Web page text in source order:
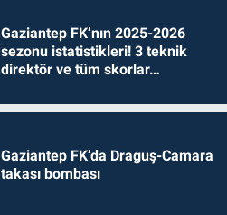
Gaziantep FK’nın 2025-2026
sezonu istatistikleri! 3 teknik
direktör ve tüm skorlar…
Gaziantep FK’da Draguş-Camara
takası bombası